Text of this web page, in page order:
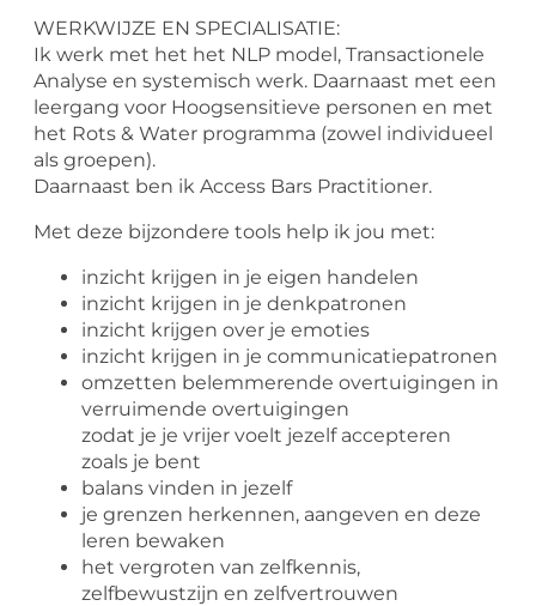
WERKWIJZE EN SPECIALISATIE:
Ik werk met het het NLP model, Transactionele
Analyse en systemisch werk. Daarnaast met een
leergang voor Hoogsensitieve personen en met
het Rots & Water programma (zowel individueel
als groepen).
Daarnaast ben ik Access Bars Practitioner.
Met deze bijzondere tools help ik jou met:
inzicht krijgen in je eigen handelen
inzicht krijgen in je denkpatronen
inzicht krijgen over je emoties
inzicht krijgen in je communicatiepatronen
omzetten belemmerende overtuigingen in
verruimende overtuigingen
zodat je je vrijer voelt jezelf accepteren
zoals je bent
balans vinden in jezelf
je grenzen herkennen, aangeven en deze
leren bewaken
het vergroten van zelfkennis,
zelfbewustzijn en zelfvertrouwen